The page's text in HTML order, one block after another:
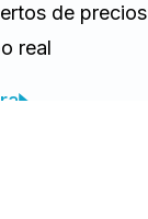
de precios
real